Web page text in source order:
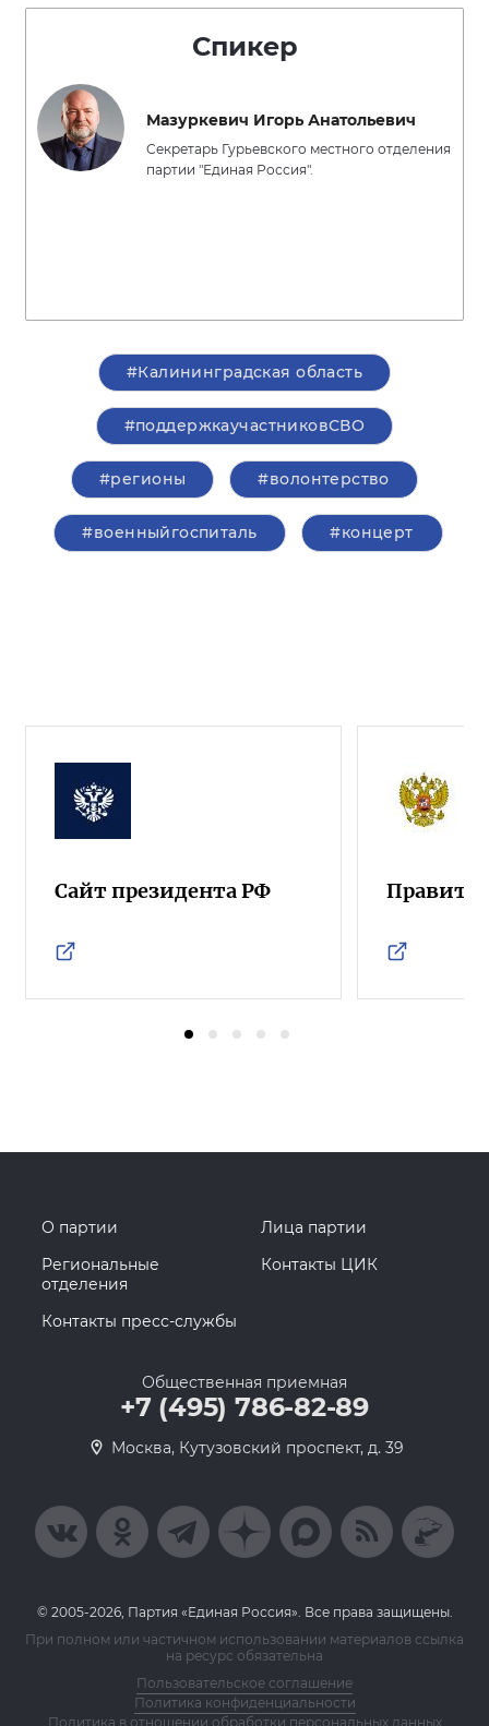
Спикер
Мазуркевич Игорь Анатольевич
Секретарь Гурьевского местного отделения
партии "Единая Россия".
#Калининградская область
#поддержкаучастниковСВО
#регионы #волонтерство
#военныйгоспиталь #концерт
Сайт президента РФ
О партии
Лица партии
Региональные
отделения
Контакты ЦИК
Контакты пресс-службы
Общественная приемная
+7 (495) 786-82-89
Москва, Кутузовский проспект, д. 39
© 2005-2026, Партия «Единая Россия». Все права защищены.
При полном или частичном использовании материалов ссылка
на ресурс обязательна
Пользовательское соглашение
Политика конфиденциальности
Политика в отношении обработки персональных данных